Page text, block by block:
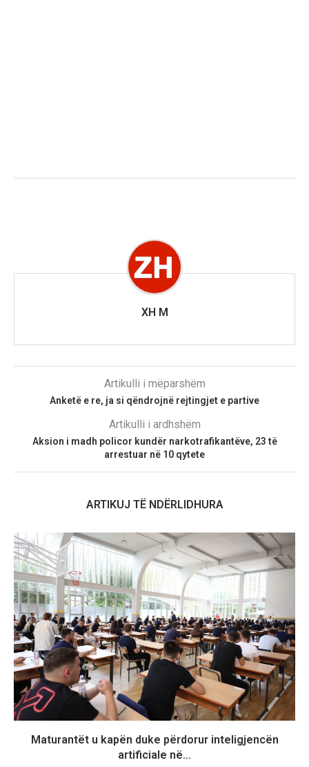
XH M
Artikulli i mëparshëm
Anketë e re, ja si qëndrojnë rejtingjet e partive
Artikulli i ardhshëm
Aksion i madh policor kundër narkotrafikantëve, 23 të
arrestuar në 10 qytete
ARTIKUJ TË NDËRLIDHURA
Maturantët u kapën duke përdorur inteligjencën
artificiale në...